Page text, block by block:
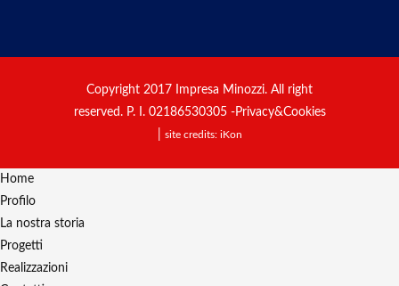
Copyright 2017 Impresa Minozzi. All right
reserved. P. I. 02186530305 -Privacy&Cookies
site credits: iKon
Home
Profilo
La nostra storia
Progetti
Realizzazioni